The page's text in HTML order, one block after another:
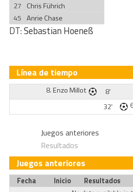
27 Chris Führich
45 Anrie Chase
DT:Sebastian Hoeneß
Línea de tiempo
8.Enzo Millot
8'
32'
Juegos anteriores
Resultados
Juegos anteriores
Fecha Inicio Resultados